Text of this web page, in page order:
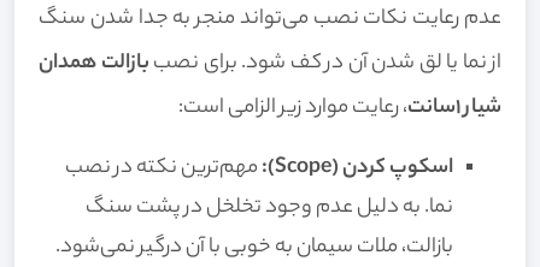
عدم رعایت نکات نصب می‌تواند منجر به جدا شدن سنگ
از نما یا لق شدن آن در کف شود. برای نصببازالت همدان
شیار 1سانت
، رعایت موارد زیر الزامی است:
اسکوپ کردن (Scope):
مهم‌ترین نکته در نصب
نما. به دلیل عدم وجود تخلخل در پشت سنگ
بازالت، ملات سیمان به خوبی با آن درگیر نمی‌شود.